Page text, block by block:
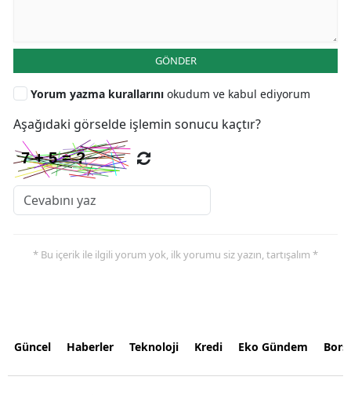
GÖNDER
Yorum yazma kurallarını okudum ve kabul ediyorum
Aşağıdaki görselde işlemin sonucu kaçtır?
* Bu içerik ile ilgili yorum yok, ilk yorumu siz yazın, tartışalım *
Güncel Haberler Teknoloji Kredi Eko Gündem